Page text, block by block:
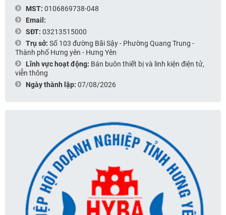
MST: 0106869738-048
Email:
SĐT: 03213515000
Trụ sở: Số 103 đường Bãi Sậy - Phường Quang Trung -
Thành phố Hưng yên - Hưng Yên
Lĩnh vực hoạt động: Bán buôn thiết bị và linh kiện điện tử,
viễn thông
Ngày thành lập: 07/08/2026